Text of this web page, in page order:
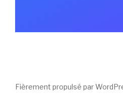
Fièrement propulsé par